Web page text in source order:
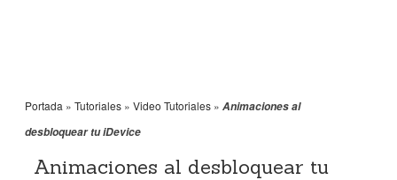
Portada » Tutoriales » Video Tutoriales » Animaciones al
desbloquear tu iDevice
Animaciones al desbloquear tu